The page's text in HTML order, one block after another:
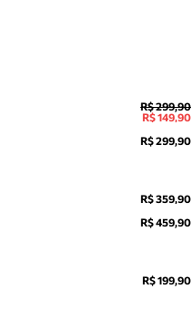
R$ 299,90
R$ 149,90
R$ 299,90
R$ 359,90
R$ 459,90
R$ 199,90